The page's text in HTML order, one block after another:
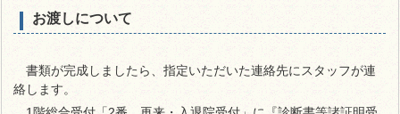
お渡しについて
書類が完成しましたら、指定いただいた連絡先にスタッフが連
絡します。